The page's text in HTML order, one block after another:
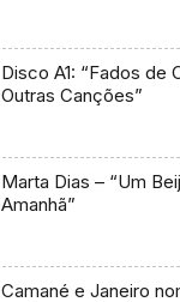
Disco A1: “Fados de
Outras Canções”
Marta Dias – “Um
Amanhã”
Camané e Janeiro